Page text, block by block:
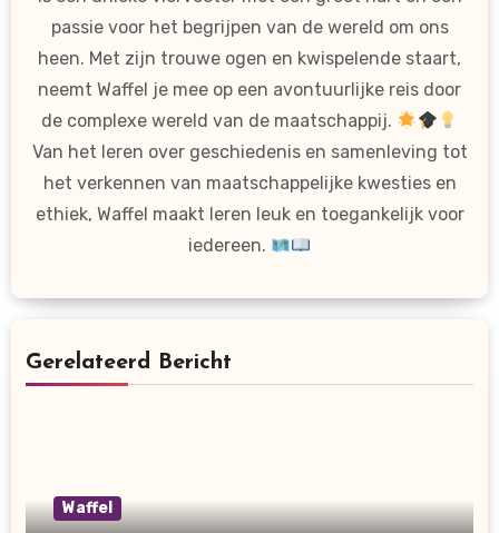
passie voor het begrijpen van de wereld om ons
heen. Met zijn trouwe ogen en kwispelende staart,
neemt Waffel je mee op een avontuurlijke reis door
de complexe wereld van de maatschappij.
Van het leren over geschiedenis en samenleving tot
het verkennen van maatschappelijke kwesties en
ethiek, Waffel maakt leren leuk en toegankelijk voor
iedereen.
Gerelateerd Bericht
Waffel